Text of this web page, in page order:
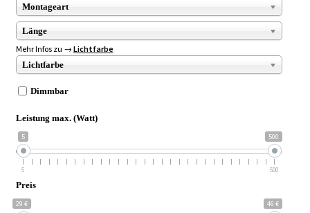
Montageart
Länge
Mehr Infos zu → Lichtfarbe
Lichtfarbe
Dimmbar
Leistung max. (Watt)
5 500
5 500
Preis
29 € 46 €